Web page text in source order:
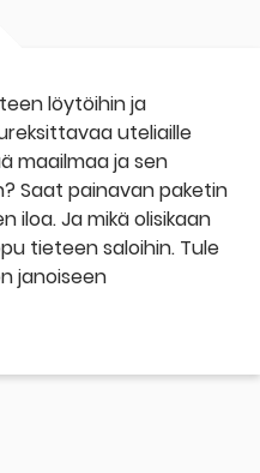
löytöihin ja
uteliaille
maailmaa ja sen
Saat painavan paketin
iloa. Ja mikä olisikaan
tieteen saloihin. Tule
janoiseen